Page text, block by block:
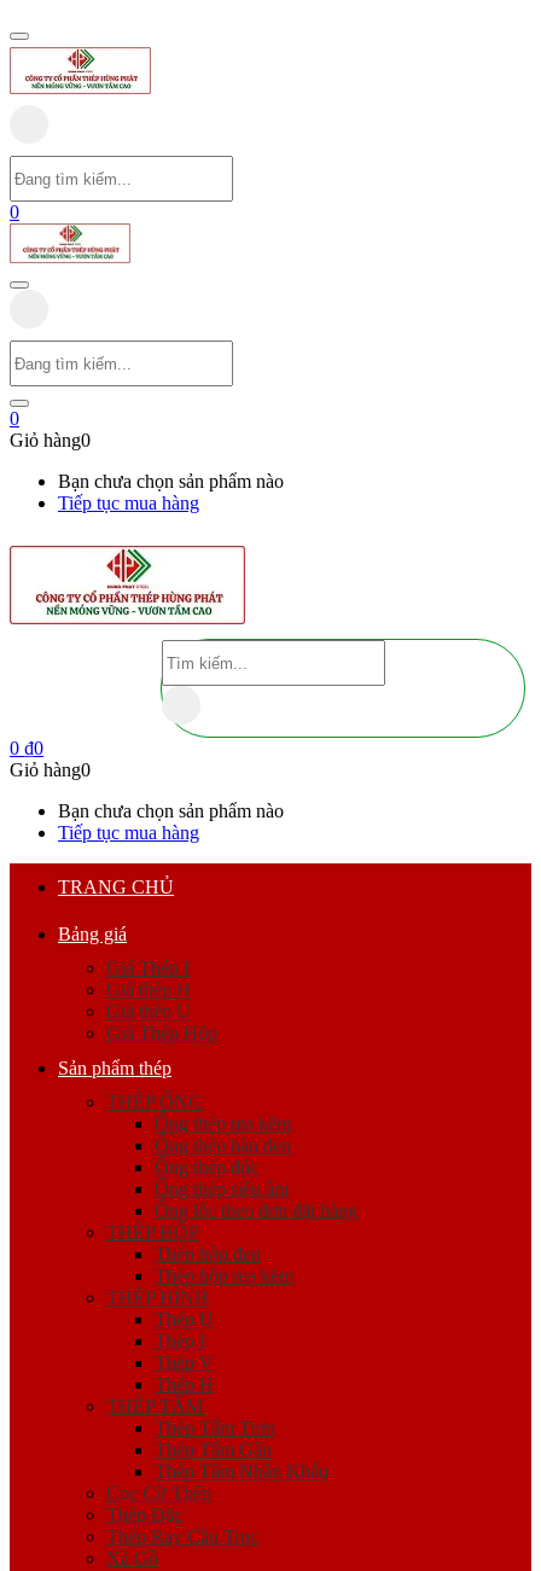
0
0
Giỏ hàng0
Bạn chưa chọn sản phẩm nào
Tiếp tục mua hàng
0 ₫0
Giỏ hàng0
Bạn chưa chọn sản phẩm nào
Tiếp tục mua hàng
TRANG CHỦ
Bảng giá
Giá Thép I
Giá thép H
Giá thép U
Giá Thép Hộp
Sản phẩm thép
THÉP ỐNG
Ống thép mạ kẽm
Ống thép hàn đen
Ống thép đúc
Ống thép siêu âm
Ống lốc theo đơn đặt hàng
THÉP HỘP
Thép hộp đen
Thép hộp mạ kẽm
THÉP HÌNH
Thép U
Thép I
Thép V
Thép H
THÉP TẤM
Thép Tấm Trơn
Thép Tấm Gân
Thép Tấm Nhập Khẩu
Cọc Cừ Thép
Thép Đặc
Thép Ray Cầu Trục
Xà Gồ